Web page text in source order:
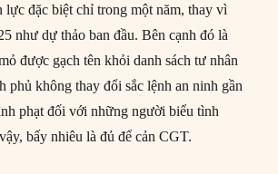
lực đặc biệt chỉ trong một năm, thay vì
như dự thảo ban đầu. Bên cạnh đó là
được gạch tên khỏi danh sách tư nhân
phủ không thay đổi sắc lệnh an ninh gần
phạt đối với những người biểu tình
bấy nhiêu là đủ để cản CGT.